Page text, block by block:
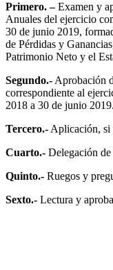
Primero. –Examen y
Anuales del ejercicio
30 de junio 2019,
de Pérdidas y
Patrimonio Neto y el
Segundo.- Aprobación
correspondiente al
2018 a 30 de junio 2019.
Tercero.- Aplicación, si
Cuarto.- Delegación de
Quinto.- Ruegos y
Sexto.- Lectura y